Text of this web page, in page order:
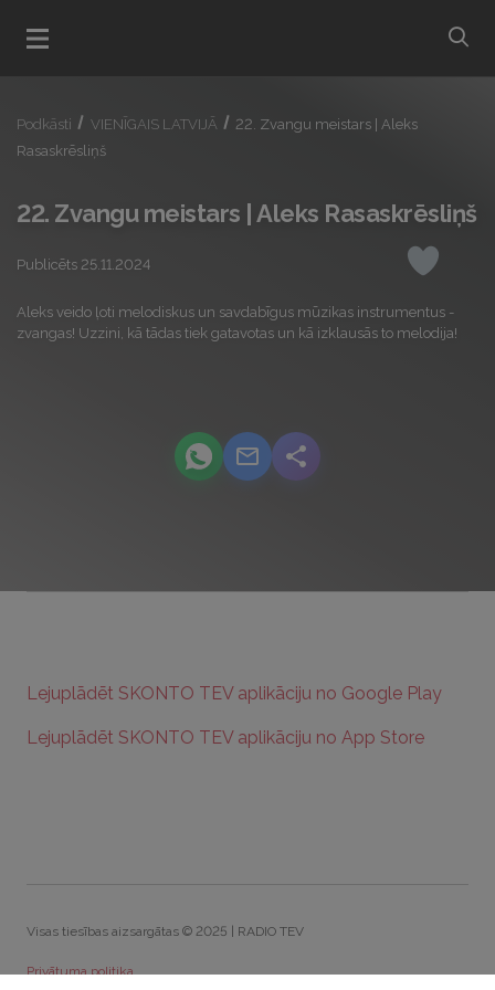
Atvert menu
Podkāsti VIENĪGAIS LATVIJĀ
22. Zvangu meistars | Aleks
Rasaskrēsliņš
22. Zvangu meistars | Aleks Rasaskrēsliņš
Publicēts 25.11.2024 Iepatikas
Aleks veido ļoti melodiskus un savdabīgus mūzikas instrumentus -
zvangas! Uzzini, kā tādas tiek gatavotas un kā izklausās to melodija!
podcast.share-title WhatsApp
podcast.share-title Email
podcast.share-title
Lejuplādēt SKONTO TEV aplikāciju no Google Play
Lejuplādēt SKONTO TEV aplikāciju no App Store
Visas tiesības aizsargātas © 2025 | RADIO TEV
Privātuma politika